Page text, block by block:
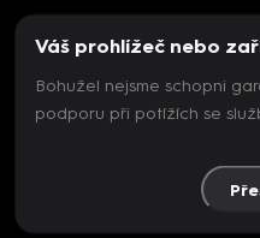
Váš prohlížeč nebo
Bohužel nejsme schopni
podporu při potížích se